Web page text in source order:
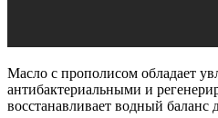
Масло с прополисом обладает
антибактериальными и
восстанавливает водный